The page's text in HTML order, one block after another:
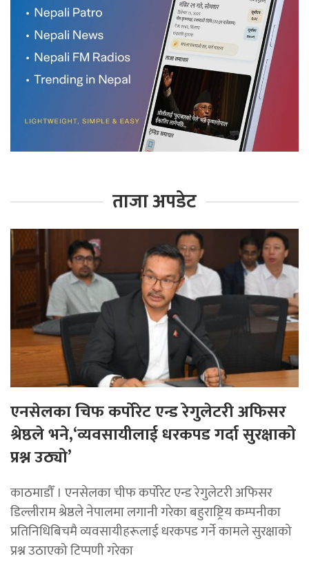
ताजा अपडेट
एनसेलका चिफ कर्पोरेट एन्ड रेगुलेटरी अफिसर
श्रेष्ठले भने,‘व्यवसायीलाई धरकपड गर्दा सुरक्षाको
प्रश्न उठ्यो’
काठमाडौँ । एनसेलका चीफ कर्पोरेट एन्ड रेगुलेटरी अफिसर
डिल्लीराम श्रेष्ठले नेपालमा लगानी गरेका बहुराष्ट्रिय कम्पनीका
प्रतिनिधिबिचमै व्यवसायीहरूलाई धरकपड गर्ने कामले सुरक्षाको
प्रश्न उठाएको टिप्पणी गरेका